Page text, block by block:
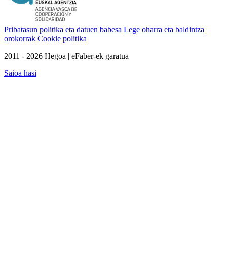
Pribatasun politika eta datuen babesa Lege oharra eta baldintza
orokorrak Cookie politika
2011 - 2026 Hegoa | eFaber-ek garatua
Saioa hasi